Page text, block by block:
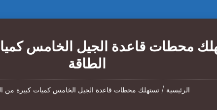
محطات قاعدة الجيل الخامس
الطاقة
الرئيسية /تستهلك محطات قاعدة الجيل الخامس كميات كبيرة من